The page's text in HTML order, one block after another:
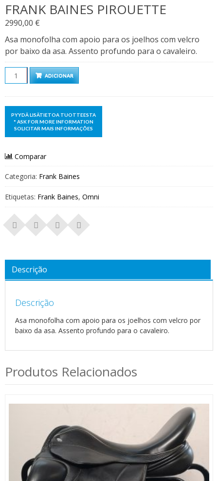
FRANK BAINES PIROUETTE
2990,00 €
Asa monofolha com apoio para os joelhos com velcro
por baixo da asa. Assento profundo para o cavaleiro.
QuantidadeADICIONAR
Comparar
Categoria: Frank Baines
Etiquetas: Frank Baines, Omni
Descrição
Descrição
Asa monofolha com apoio para os joelhos com velcro por
baixo da asa. Assento profundo para o cavaleiro.
Produtos Relacionados